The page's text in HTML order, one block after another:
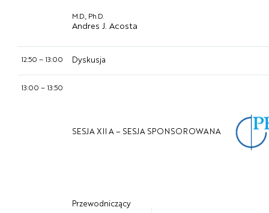
M.D., Ph.D.
Andres J. Acosta
12:50 – 13:00 Dyskusja
13:00 – 13:50
SESJA XII A – SESJA SPONSOROWANA
Przewodniczący